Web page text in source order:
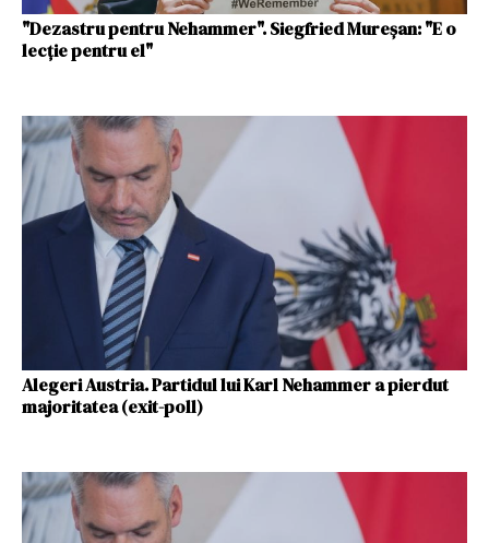
"Dezastru pentru Nehammer". Siegfried Mureșan: "E o
lecție pentru el"
Alegeri Austria. Partidul lui Karl Nehammer a pierdut
majoritatea (exit-poll)